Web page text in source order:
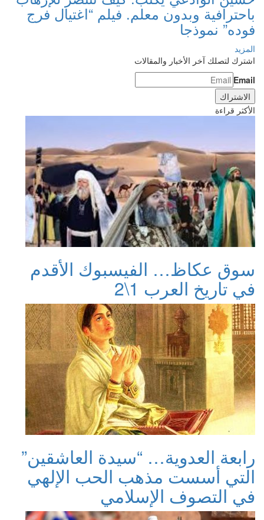
باحترافية وبدون معلم. فيلم “اغتيال فرج
فوده” نموذجا
المزيد
اشترك لتصلك آخر الأخبار والمقالات
Email
الأكثر قراءة
سوق عكاظ… الفيسبوك الأقدم
في تاريخ العرب 1\2
رابعة العدوية… “سيدة العاشقين”
التي أسست مذهب الحب الإلهي
في التصوف الإسلامي